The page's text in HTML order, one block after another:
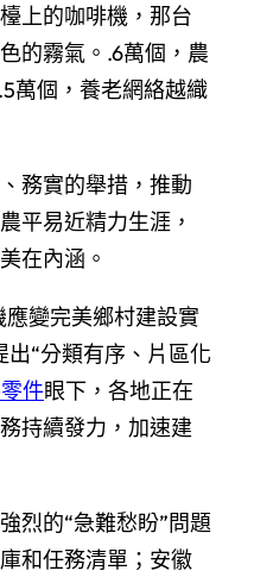
上的咖啡機，那台
的霧氣。.6萬個，農
萬個，養老網絡越織
務實的舉措，推動
平易近精力生涯，
在內涵。
應變完美鄉村建設實
“分類有序、片區化
件眼下，各地正在
持續發力，加速建
烈的“急難愁盼”問題
和任務清單；安徽